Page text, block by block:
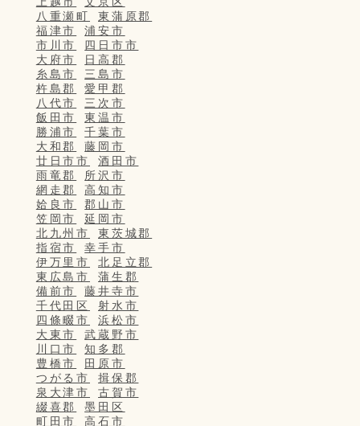
八重瀬町
東蒲原郡
福津市
浦安市
市川市
四日市市
大府市
日高郡
糸島市
三島市
杵島郡
愛甲郡
八代市
三次市
飯田市
東温市
勝浦市
千葉市
大和郡
藤岡市
廿日市市
酒田市
雨竜郡
所沢市
網走郡
高知市
姶良市
郡山市
笠岡市
延岡市
北九州市
東茨城郡
指宿市
幸手市
伊万里市
北足立郡
東広島市
蒲生郡
備前市
藤井寺市
千代田区
射水市
四條畷市
浜松市
大東市
武蔵野市
川口市
知多郡
豊橋市
田原市
つがる市
揖保郡
泉大津市
古賀市
綴喜郡
墨田区
町田市
高石市